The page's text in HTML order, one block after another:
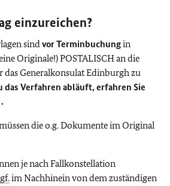
einzureichen?
sindvor Terminbuchungin
Originale!) POSTALISCH an die
Generalkonsulat Edinburgh zu
das Verfahren abläuft, erfahren Sie
.
die o.g. Dokumente im Original
je nach Fallkonstellation
im Nachhinein von dem zuständigen